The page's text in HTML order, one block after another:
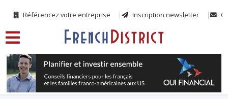
Référencez votre entreprise Inscription newsletter